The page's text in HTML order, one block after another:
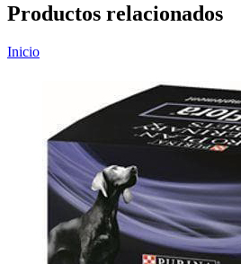
Productos relacionados
Inicio